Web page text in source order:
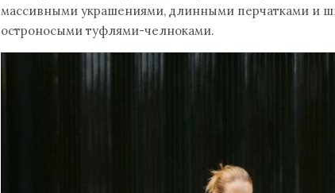
массивными украшениями, длинными перчатками и
остроносыми туфлями-челноками.